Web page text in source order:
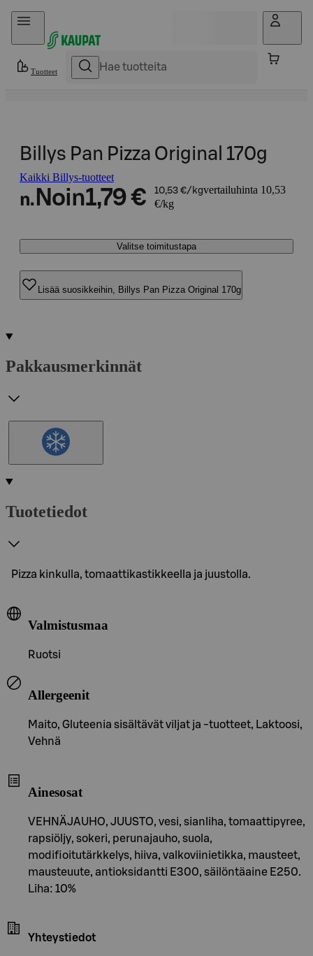
Hyppää sisältöön
Tuotteet
Billys Pan Pizza Original 170g
Kaikki Billys-tuotteet
n. Noin1,79 € 10,53 €/kgvertailuhinta 10,53
€/kg
Valitse toimitustapa
Lisää suosikkeihin, Billys Pan Pizza Original 170g
Pakkausmerkinnät
Tuotetiedot
Pizza kinkulla, tomaattikastikkeella ja juustolla.
Valmistusmaa
Ruotsi
Allergeenit
Maito, Gluteenia sisältävät viljat ja -tuotteet, Laktoosi,
Vehnä
Ainesosat
VEHNÄJAUHO, JUUSTO, vesi, sianliha, tomaattipyree,
rapsiöljy, sokeri, perunajauho, suola,
modifioitutärkkelys, hiiva, valkoviinietikka, mausteet,
mausteuute, antioksidantti E300, säilöntäaine E250.
Liha: 10%
Yhteystiedot